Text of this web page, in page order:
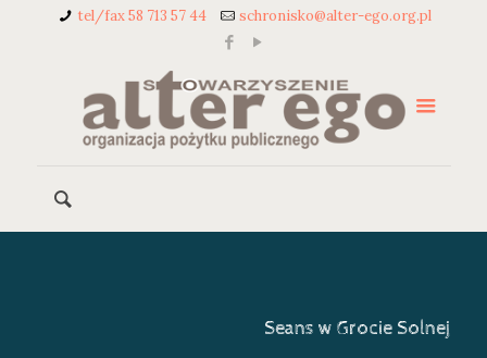
tel/fax 58 713 57 44 schronisko@alter-ego.org.pl
Seans w Grocie Solnej